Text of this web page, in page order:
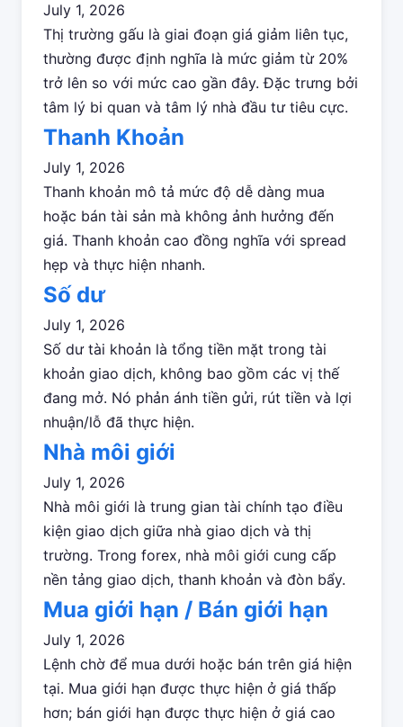
July 1, 2026
Thị trường gấu là giai đoạn giá giảm liên tục,
thường được định nghĩa là mức giảm từ 20%
trở lên so với mức cao gần đây. Đặc trưng bởi
tâm lý bi quan và tâm lý nhà đầu tư tiêu cực.
Thanh Khoản
July 1, 2026
Thanh khoản mô tả mức độ dễ dàng mua
hoặc bán tài sản mà không ảnh hưởng đến
giá. Thanh khoản cao đồng nghĩa với spread
hẹp và thực hiện nhanh.
Số dư
July 1, 2026
Số dư tài khoản là tổng tiền mặt trong tài
khoản giao dịch, không bao gồm các vị thế
đang mở. Nó phản ánh tiền gửi, rút tiền và lợi
nhuận/lỗ đã thực hiện.
Nhà môi giới
July 1, 2026
Nhà môi giới là trung gian tài chính tạo điều
kiện giao dịch giữa nhà giao dịch và thị
trường. Trong forex, nhà môi giới cung cấp
nền tảng giao dịch, thanh khoản và đòn bẩy.
Mua giới hạn / Bán giới hạn
July 1, 2026
Lệnh chờ để mua dưới hoặc bán trên giá hiện
tại. Mua giới hạn được thực hiện ở giá thấp
hơn; bán giới hạn được thực hiện ở giá cao